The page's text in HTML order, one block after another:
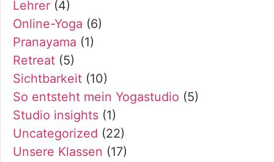
Lehrer (4)
Online-Yoga (6)
Pranayama (1)
Retreat (5)
Sichtbarkeit (10)
So entsteht mein Yogastudio (5)
Studio insights (1)
Uncategorized (22)
Unsere Klassen (17)